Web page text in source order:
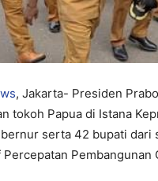
, Jakarta- Presiden
tokoh Papua di Istana
serta 42 bupati dari